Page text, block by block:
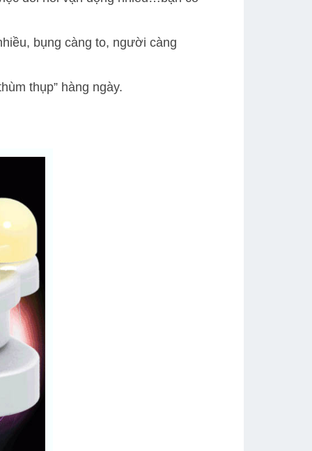
bụng càng to, người càng
thụp” hàng ngày.